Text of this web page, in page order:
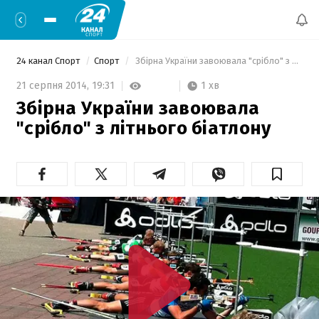
24 канал Спорт Спорт Збірна України завоювала "срібло" з літнього біатлону
21 серпня 2014, 19:31 1 хв
Збірна України завоювала
"срібло" з літнього біатлону